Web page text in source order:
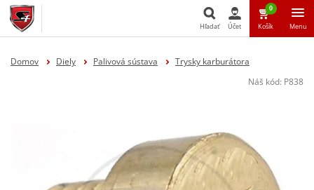
Hľadať Účet
0
Košík Menu
Domov Diely Palivová sústava
Trysky karburátora
Náš kód: P838